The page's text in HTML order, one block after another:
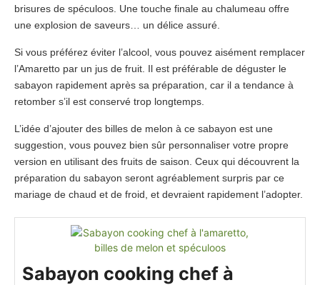
brisures de spéculoos. Une touche finale au chalumeau offre
une explosion de saveurs… un délice assuré.
Si vous préférez éviter l’alcool, vous pouvez aisément remplacer
l’Amaretto par un jus de fruit. Il est préférable de déguster le
sabayon rapidement après sa préparation, car il a tendance à
retomber s’il est conservé trop longtemps.
L’idée d’ajouter des billes de melon à ce sabayon est une
suggestion, vous pouvez bien sûr personnaliser votre propre
version en utilisant des fruits de saison. Ceux qui découvrent la
préparation du sabayon seront agréablement surpris par ce
mariage de chaud et de froid, et devraient rapidement l’adopter.
Sabayon cooking chef à